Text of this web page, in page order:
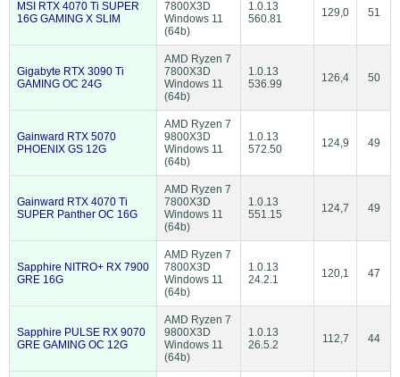
MSI RTX 4070 Ti SUPER
16G GAMING X SLIM
7800X3D
Windows 11
(64b)
1.0.13
560.81
129,0 51
Gigabyte RTX 3090 Ti
GAMING OC 24G
AMD Ryzen 7
7800X3D
Windows 11
(64b)
1.0.13
536.99
126,4 50
Gainward RTX 5070
PHOENIX GS 12G
AMD Ryzen 7
9800X3D
Windows 11
(64b)
1.0.13
572.50
124,9 49
Gainward RTX 4070 Ti
SUPER Panther OC 16G
AMD Ryzen 7
7800X3D
Windows 11
(64b)
1.0.13
551.15
124,7 49
Sapphire NITRO+ RX 7900
GRE 16G
AMD Ryzen 7
7800X3D
Windows 11
(64b)
1.0.13
24.2.1
120,1 47
Sapphire PULSE RX 9070
GRE GAMING OC 12G
AMD Ryzen 7
9800X3D
Windows 11
(64b)
1.0.13
26.5.2
112,7 44